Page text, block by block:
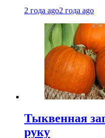
2 года ago2 года ago
Тыквенная
руку